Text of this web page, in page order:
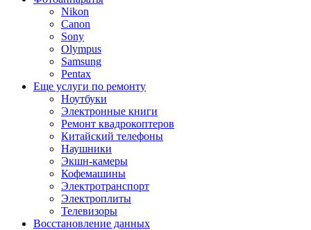
Nikon
Canon
Sony
Olympus
Samsung
Pentax
Еще услуги по ремонту
Ноутбуки
Электронные книги
Ремонт квадрокоптеров
Китайский телефоны
Наушники
Экшн-камеры
Кофемашины
Электротранспорт
Электроплиты
Телевизоры
Восстановление данных